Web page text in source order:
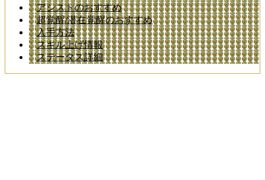
アシストのおすすめ
超覚醒/潜在覚醒のおすすめ
入手方法
スキル上げ情報
ステータス詳細